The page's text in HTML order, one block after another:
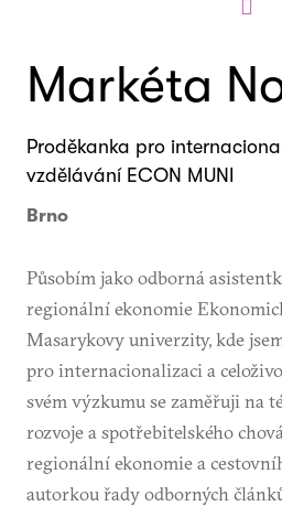
Markéta
Proděkanka pro
vzdělávání ECON MUNI
Brno
Působím jako odborná
regionální ekonomie
Masarykovy univerzity, kde
pro internacionalizaci a
svém výzkumu se zaměřuji na
rozvoje a spotřebitelského
regionální ekonomie a
autorkou řady odborných